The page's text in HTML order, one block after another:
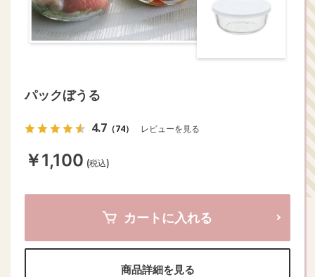
パックぼうる
4.7 （74） レビューを見る
￥1,100 (税込)
カートに入れる
商品詳細を見る